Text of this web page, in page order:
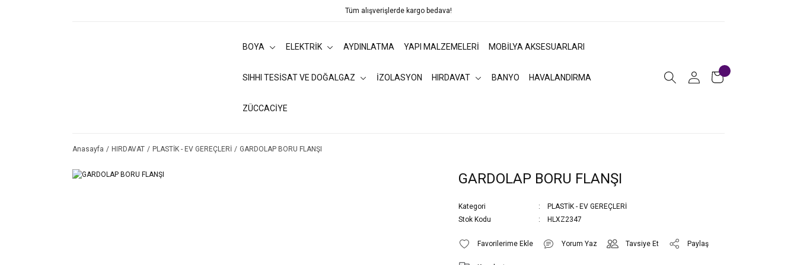
Tüm alışverişlerde kargo bedava!
BOYA ELEKTRİK AYDINLATMA YAPI MALZEMELERİ MOBİLYA AKSESUARLARI
SIHHI TESİSAT VE DOĞALGAZ İZOLASYON HIRDAVAT BANYO HAVALANDIRMA
ZÜCCACİYE
Anasayfa HIRDAVAT PLASTİK - EV GEREÇLERİ GARDOLAP BORU FLANŞI
GARDOLAP BORU FLANŞI
Kategori
PLASTİK - EV GEREÇLERİ
Stok Kodu
HLXZ2347
Yorum Yaz Tavsiye Et Paylaş